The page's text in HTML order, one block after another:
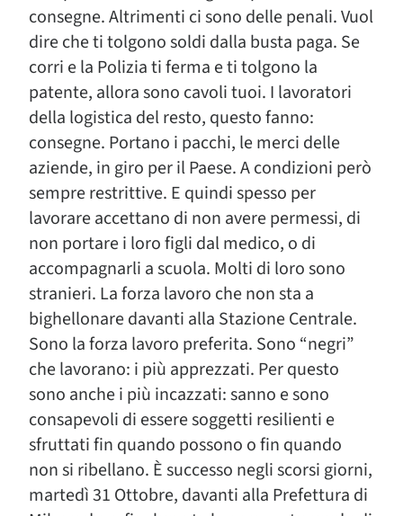
consegne. Altrimenti ci sono delle penali. Vuol
dire che ti tolgono soldi dalla busta paga. Se
corri e la Polizia ti ferma e ti tolgono la
patente, allora sono cavoli tuoi. I lavoratori
della logistica del resto, questo fanno:
consegne. Portano i pacchi, le merci delle
aziende, in giro per il Paese. A condizioni però
sempre restrittive. E quindi spesso per
lavorare accettano di non avere permessi, di
non portare i loro figli dal medico, o di
accompagnarli a scuola. Molti di loro sono
stranieri. La forza lavoro che non sta a
bighellonare davanti alla Stazione Centrale.
Sono la forza lavoro preferita. Sono “negri”
che lavorano: i più apprezzati. Per questo
sono anche i più incazzati: sanno e sono
consapevoli di essere soggetti resilienti e
sfruttati fin quando possono o fin quando
non si ribellano. È successo negli scorsi giorni,
martedì 31 Ottobre, davanti alla Prefettura di